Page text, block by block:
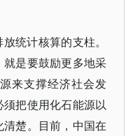
统计核算的支柱。
是要鼓励更多地采
来支撑经济社会发
把使用化石能源以
楚。目前，中国在